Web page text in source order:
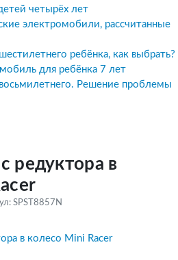
четырёх лет
электромобили, рассчитанные
ребёнка, как выбрать?
для ребёнка 7 лет
Решение проблемы
редуктора в
SPST8857N